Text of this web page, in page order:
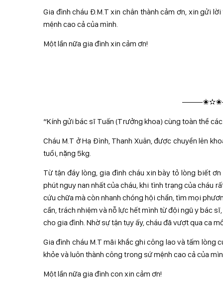
Gia đình cháu Đ.M.T xin chân thành cảm ơn, xin gửi
mệnh cao cả của mình.
Một lần nữa gia đình xin cảm ơn!
“Kính gửi bác sĩ Tuấn (Trưởng khoa) cùng toàn thể
Cháu M.T ở Hạ Đình, Thanh Xuân, được chuyển lên
tuổi, nặng 5kg.
Từ tận đáy lòng, gia đình cháu xin bày tỏ lòng biết
phút nguy nan nhất của cháu, khi tình trạng của cháu
cứu chữa mà còn nhanh chóng hội chẩn, tìm mọi
cần, trách nhiệm và nỗ lực hết mình từ đội ngũ y bác
cho gia đình. Nhờ sự tận tụy ấy, cháu đã vượt qua ca
Gia đình cháu M.T mãi khắc ghi công lao và tấm lòng
khỏe và luôn thành công trong sứ mệnh cao cả của
Một lần nữa gia đình con xin cảm ơn!